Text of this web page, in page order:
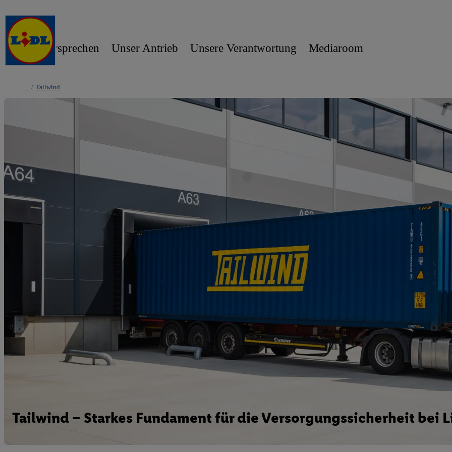
Unser Versprechen Unser Antrieb Unsere Verantwortung Mediaroom
/ Tailwind
Tailwind – Starkes Fundament für die Versorgungssicherheit bei